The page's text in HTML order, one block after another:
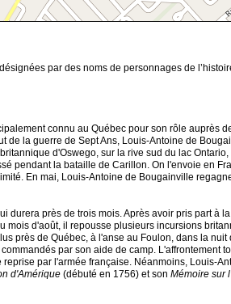
par des noms de personnages de
connu au Québec pour son rôle auprès
la guerre de Sept Ans, Louis-Antoine de
d'Oswego, sur la rive sud du lac
pendant la bataille de Carillon. On l'envoie en
En mai, Louis-Antoine de Bougainville
près de trois mois. Après avoir pris part à
d'août, il repousse plusieurs incursions
près de Québec, à l'anse au Foulon, dans la
par son aide de camp. L'affrontement
par l'armée française. Néanmoins, Louis-
d'Amérique (débuté en 1756) et son Mémoire sur